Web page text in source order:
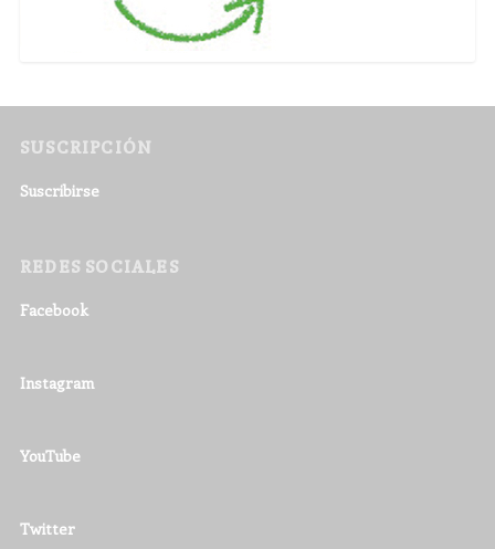
SUSCRIPCIÓN
Suscribirse
REDES SOCIALES
Facebook
Instagram
YouTube
Twitter